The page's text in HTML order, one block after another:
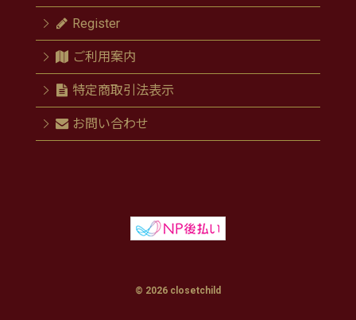
Register
ご利用案内
特定商取引法表示
お問い合わせ
© 2026 closetchild